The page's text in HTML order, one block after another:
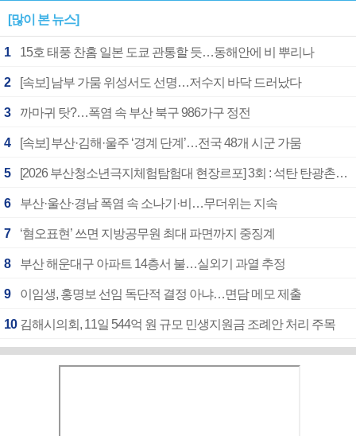
[많이 본 뉴스]
1 15호 태풍 찬홈 일본 도쿄 관통할 듯…동해안에 비 뿌리나
2 [속보] 남부 가뭄 위성서도 선명…저수지 바닥 드러났다
3 까마귀 탓?…폭염 속 부산 북구 986가구 정전
4 [속보] 부산·김해·울주 ‘경계 단계’…전국 48개 시군 가뭄
5 [2026 부산청소년극지체험탐험대 현장르포] 3회 : 석탄 탄광촌에서 북극 연구의 중심지로
6 부산·울산·경남 폭염 속 소나기·비…무더위는 지속
7 ‘혐오표현’ 쓰면 지방공무원 최대 파면까지 중징계
8 부산 해운대구 아파트 14층서 불…실외기 과열 추정
9 이임생, 홍명보 선임 독단적 결정 아냐…면담 메모 제출
10 김해시의회, 11일 544억 원 규모 민생지원금 조례안 처리 주목